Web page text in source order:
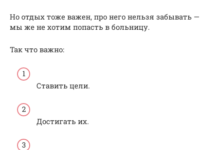
Но отдых тоже важен, про него нельзя забывать —
мы же не хотим попасть в больницу.
Так что важно:
Ставить цели.
Достигать их.